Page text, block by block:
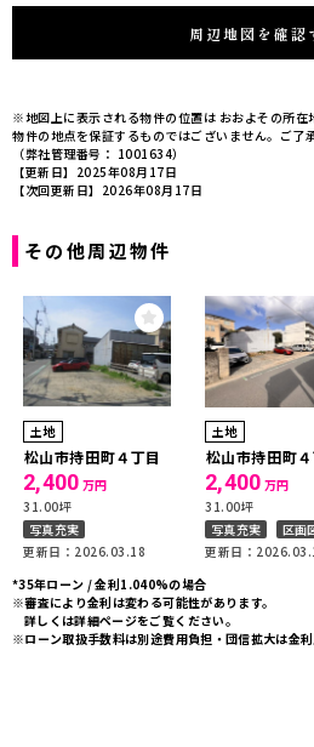
周辺地図を確認
※地図上に表示される物件の位置は おおよその所在
物件の地点を保証するものではございません。ご了
（弊社管理番号： 1001634）
【更新日】2025年08月17日
【次回更新日】2026年08月17日
その他周辺物件
土地
松山市持田町４丁目
2,400 万円
31.00坪
写真充実
更新日：2026.03.18
土地
松山市持田町４
2,400 万円
31.00坪
写真充実
区画
更新日：
*35年ローン / 金利1.040%の場合
※審査により金利は変わる可能性があります。
詳しくは詳細ページをご覧ください。
※ローン取扱手数料は別途費用負担・団信拡大は金利